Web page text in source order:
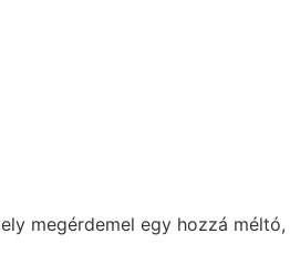
megérdemel egy hozzá méltó,